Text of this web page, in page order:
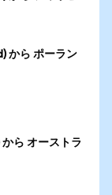
から ポーラン
ら オーストラ